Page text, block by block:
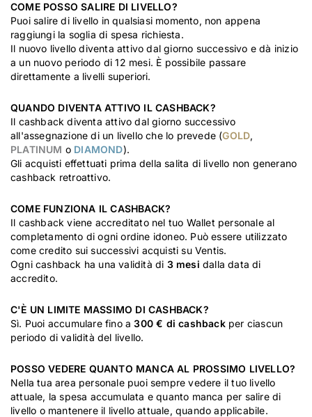
COME POSSO SALIRE DI LIVELLO?
Puoi salire di livello in qualsiasi momento, non appena
raggiungi la soglia di spesa richiesta.
Il nuovo livello diventa attivo dal giorno successivo e dà inizio
a un nuovo periodo di 12 mesi. È possibile passare
direttamente a livelli superiori.
QUANDO DIVENTA ATTIVO IL CASHBACK?
Il cashback diventa attivo dal giorno successivo
all'assegnazione di un livello che lo prevede (GOLD,
PLATINUM o DIAMOND).
Gli acquisti effettuati prima della salita di livello non generano
cashback retroattivo.
COME FUNZIONA IL CASHBACK?
Il cashback viene accreditato nel tuo Wallet personale al
completamento di ogni ordine idoneo. Può essere utilizzato
come credito sui successivi acquisti su Ventis.
Ogni cashback ha una validità di 3 mesi dalla data di
accredito.
C'È UN LIMITE MASSIMO DI CASHBACK?
Sì. Puoi accumulare fino a300 € di cashbackper ciascun
periodo di validità del livello.
POSSO VEDERE QUANTO MANCA AL PROSSIMO LIVELLO?
Nella tua area personale puoi sempre vedere il tuo livello
attuale, la spesa accumulata e quanto manca per salire di
livello o mantenere il livello attuale, quando applicabile.